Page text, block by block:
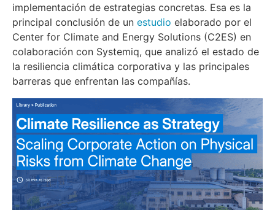
implementación de estrategias concretas. Esa es la
principal conclusión de un estudio elaborado por el
Center for Climate and Energy Solutions (C2ES) en
colaboración con Systemiq, que analizó el estado de
la resiliencia climática corporativa y las principales
barreras que enfrentan las compañías.